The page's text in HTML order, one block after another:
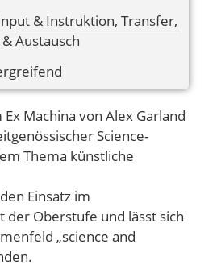
& Instruktion, Transfer,
Austausch
Machina von Alex Garland
Science-
Thema künstliche
Einsatz im
der Oberstufe und lässt sich
„science and